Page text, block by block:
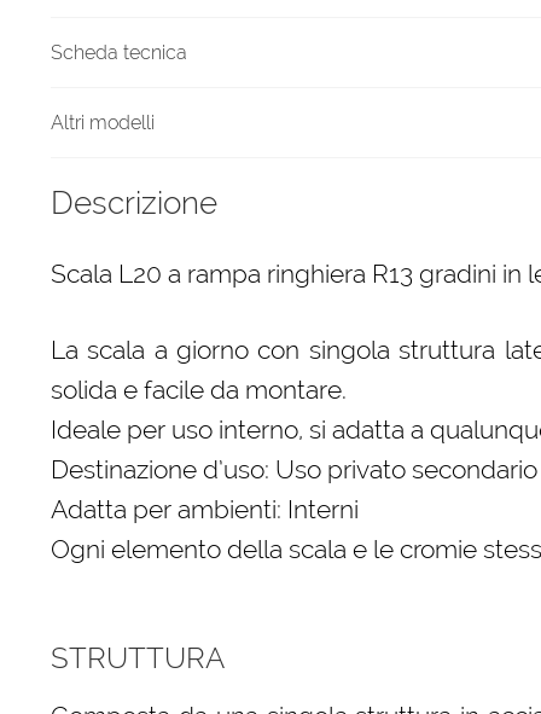
Scheda tecnica
Altri modelli
Descrizione
Scala L20 a rampa ringhiera R13 gradini in
La scala a giorno con singola struttura
solida e facile da montare.
Ideale per uso interno, si adatta a
Destinazione d’uso: Uso privato secondario
Adatta per ambienti: Interni
Ogni elemento della scala e le cromie
STRUTTURA